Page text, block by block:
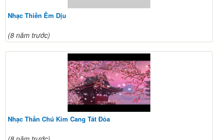
Nhạc Thiền Êm Dịu
(8 năm trước)
Nhạc Thần Chú Kim Cang Tát Đỏa